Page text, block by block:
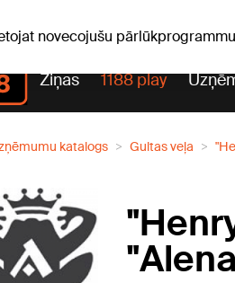
novecojušu
Ziņas 1188 play
katalogs Gultas veļa